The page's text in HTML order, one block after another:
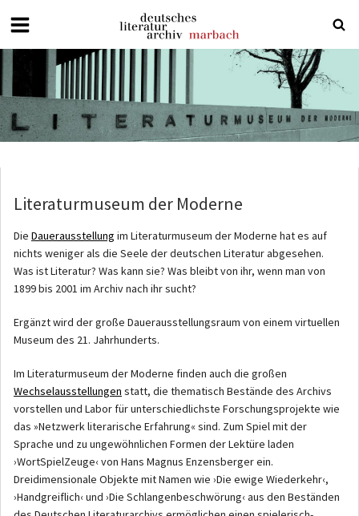
Deutsches
Literaturarchiv
Marbach
Literaturmuseum der Moderne
Die Dauerausstellung im Literaturmuseum der Moderne hat es auf
nichts weniger als die Seele der deutschen Literatur abgesehen.
Was ist Literatur? Was kann sie? Was bleibt von ihr, wenn man von
1899 bis 2001 im Archiv nach ihr sucht?
Ergänzt wird der große Dauerausstellungsraum von einem virtuellen
Museum des 21. Jahrhunderts.
Im Literaturmuseum der Moderne finden auch die großen
Wechselausstellungen statt, die thematisch Bestände des Archivs
vorstellen und Labor für unterschiedlichste Forschungsprojekte wie
das »Netzwerk literarische Erfahrung« sind. Zum Spiel mit der
Sprache und zu ungewöhnlichen Formen der Lektüre laden
›WortSpielZeuge‹ von Hans Magnus Enzensberger ein.
Dreidimensionale Objekte mit Namen wie ›Die ewige Wiederkehr‹,
›Handgreiflich‹ und ›Die Schlangenbeschwörung‹ aus den Beständen